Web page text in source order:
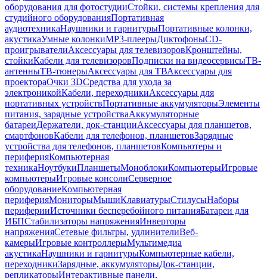
оборудования для фотостудииСтойки, системы крепления для
студийного оборудованияПортативная
аудиотехникаНаушники и гарнитурыПортативные колонки,
акустикаУмные колонкиMP3-плеерыДиктофоныCD-
проигрывателиАксессуары для телевизоровКронштейны,
стойкиКабели для телевизоровПодписки на видеосервисыТВ-
антенныТВ-тюнерыАксессуары для ТВАксессуары для
проектораОчки 3DСредства для ухода за
электроникойКабели, переходникиАксессуары для
портативных устройствПортативные аккумуляторыЭлементы
питания, зарядные устройстваАккумуляторные
батареиДержатели, док-станцииАксессуары для планшетов,
смартфоновКабели для телефонов, планшетовЗарядные
устройства для телефонов, планшетовКомпьютеры и
периферияКомпьютерная
техникаНоутбукиПланшетыМоноблокиКомпьютерыИгровые
компьютерыИгровые консолиСерверное
оборудованиеКомпьютерная
периферияМониторыМышиКлавиатурыСтилусыНаборы
периферииИсточники бесперебойного питанияБатареи для
ИБПСтабилизаторы напряженияИнверторы
напряженияСетевые фильтры, удлинителиВеб-
камерыИгровые контроллерыМультимедиа
акустикаНаушники и гарнитурыКомпьютерные кабели,
переходникиЗарядные, аккумуляторыДок-станции,
репликаторыИнтерактивные панели,